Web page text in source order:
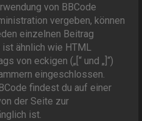
von BBCode
vergeben, können
einzelnen Beitrag
ähnlich wie HTML
von eckigen („[“ und „]“)
eingeschlossen.
findest du auf einer
der Seite zur
ist.